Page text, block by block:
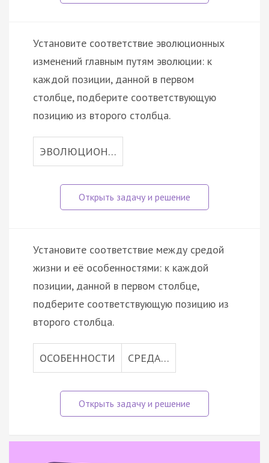
Установите соответствие эволюционных
изменений главным путям эволюции: к
каждой позиции, данной в первом
столбце, подберите соответствующую
позицию из второго столбца.
ЭВОЛЮЦИОН…
Установите соответствие между средой
жизни и её особенностями: к каждой
позиции, данной в первом столбце,
подберите соответствующую позицию из
второго столбца.
ОСОБЕННОСТИ СРЕДА…